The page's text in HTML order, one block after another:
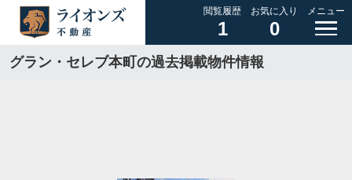
閲覧履歴
1
お気に入り
0
メニュー
グラン・セレブ本町の過去掲載物件情報